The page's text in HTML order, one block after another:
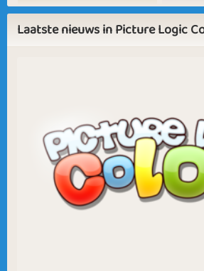
Indian Summer
Bonfire at the
Beach
Laatste nieuws in Picture Logic